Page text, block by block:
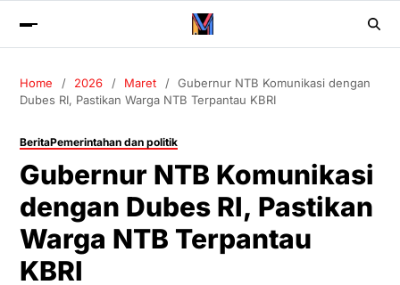
Home 2026 Maret
Gubernur NTB Komunikasi dengan
Dubes RI, Pastikan Warga NTB Terpantau KBRI
BeritaPemerintahan dan politik
Gubernur NTB Komunikasi
dengan Dubes RI, Pastikan
Warga NTB Terpantau
KBRI